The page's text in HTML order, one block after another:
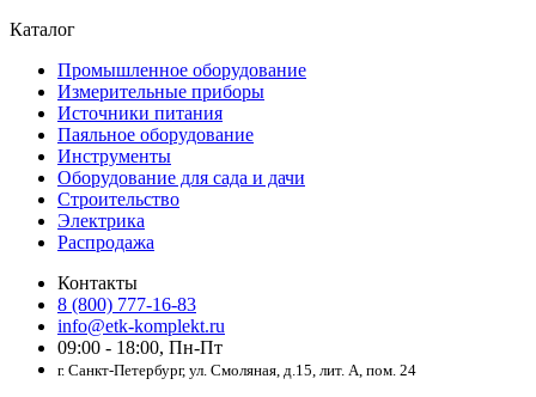
Каталог
Промышленное оборудование
Измерительные приборы
Источники питания
Паяльное оборудование
Инструменты
Оборудование для сада и дачи
Строительство
Электрика
Распродажа
Контакты
8 (800) 777-16-83
info@etk-komplekt.ru
09:00 - 18:00, Пн-Пт
г. Санкт-Петербург, ул. Смоляная, д.15, лит. А, пом. 24